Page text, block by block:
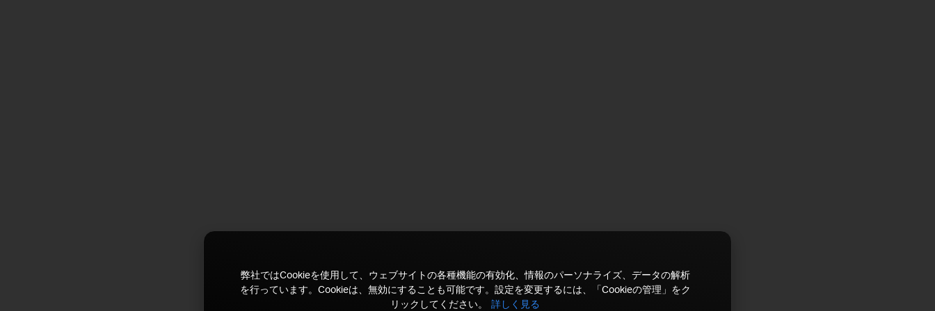
弊社ではCookieを使用して、ウェブサイトの各種機能の有効化、情報のパーソナライズ、データの解析
を行っています。Cookieは、無効にすることも可能です。設定を変更するには、「Cookieの管理」をク
リックしてください。
詳しく見る